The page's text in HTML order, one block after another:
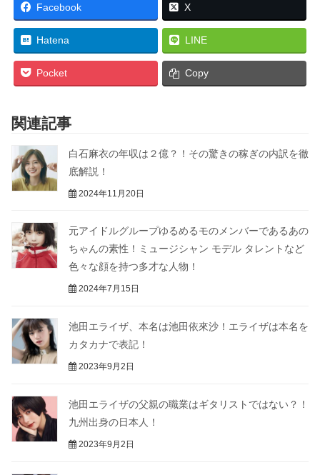
Facebook X
Hatena LINE
Pocket Copy
関連記事
白石麻衣の年収は２億？！その驚きの稼ぎの内訳を徹
底解説！
2024年11月20日
元アイドルグループゆるめるモのメンバーであるあの
ちゃんの素性！ミュージシャン モデル タレントなど
色々な顔を持つ多才な人物！
2024年7月15日
池田エライザ、本名は池田依來沙！エライザは本名を
カタカナで表記！
2023年9月2日
池田エライザの父親の職業はギタリストではない？！
九州出身の日本人！
2023年9月2日